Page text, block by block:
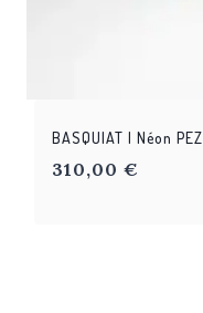
BASQUIAT | Néon PEZ
310,00 €